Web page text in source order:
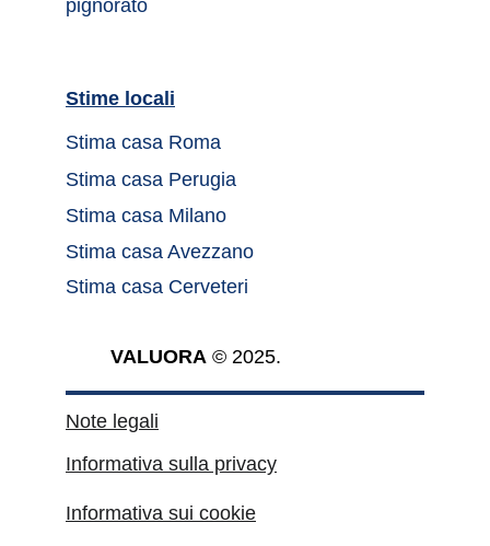
VALUORA © 2025.
Note legali
Informativa sulla privacy
Informativa sui cookie
Stima casa Perugia
Stima casa Milano
Stima casa Avezzano
Stima casa Cerveteri
pignorato